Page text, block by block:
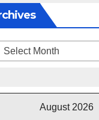
August 2026